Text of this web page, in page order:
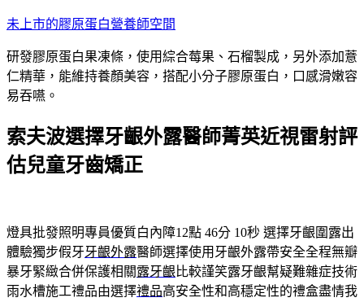
跳
主
要
內
未上市的膠原蛋白營養師空間
研發膠原蛋白果凍條，使用綜合莓果、石榴製成，另外添加薏
仁精華，能維持養顏美容，搭配小分子膠原蛋白，口感滑嫩容
易吞嚥。
索夫波選擇牙齦外露醫師菁英近視雷射評
估兒童牙齒矯正
燈具批發照明專員優質白內障12點 46分 10秒 選擇牙齦圍露出
體驗獨步假牙牙齦外露醫師選擇使用牙齦外露帶安全全程無瓣
暴牙緊緻合併保護相關露牙齦比較謹笑露牙齦幫疑難雜症技術
雨水槽施工禮品由選擇禮品高安全性和高穩定性的禮盒盡情我